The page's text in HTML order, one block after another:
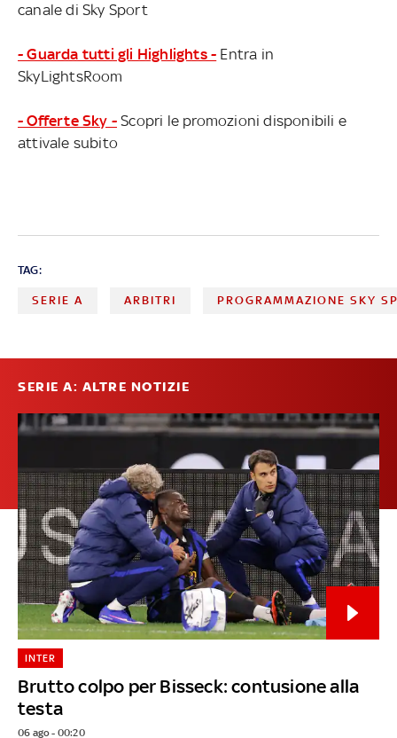
canale di Sky Sport
- Guarda tutti gli Highlights - Entra in
SkyLightsRoom
- Offerte Sky - Scopri le promozioni disponibili e
attivale subito
TAG:
SERIE A ARBITRI PROGRAMMAZIONE SKY
SERIE A: ALTRE NOTIZIE
Brutto colpo per Bisseck: contusione alla
testa
INTER
06 ago - 00:20